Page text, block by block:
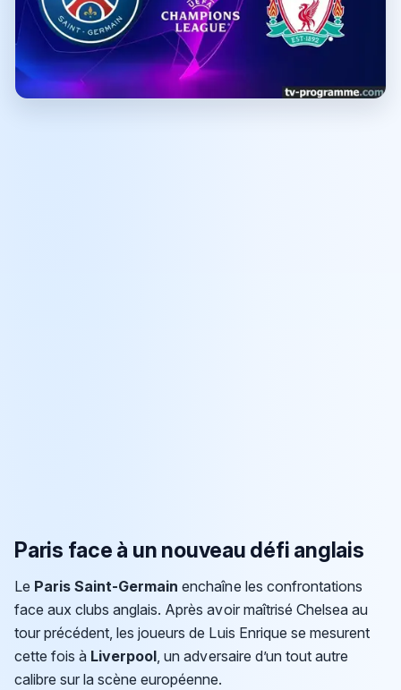
Paris face à un nouveau défi anglais
Le Paris Saint-Germain enchaîne les confrontations
face aux clubs anglais. Après avoir maîtrisé Chelsea au
tour précédent, les joueurs de Luis Enrique se mesurent
cette fois à Liverpool, un adversaire d’un tout autre
calibre sur la scène européenne.